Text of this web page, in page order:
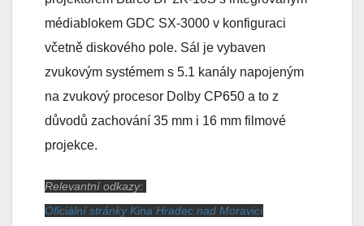
médiablokem GDC SX-3000 v konfiguraci
včetně diskového pole. Sál je vybaven
zvukovým systémem s 5.1 kanály napojeným
na zvukový procesor Dolby CP650 a to z
důvodů zachování 35 mm i 16 mm filmové
projekce.
Relevantní odkazy:
Oficiální stránky Kina Hradec nad Moravicí